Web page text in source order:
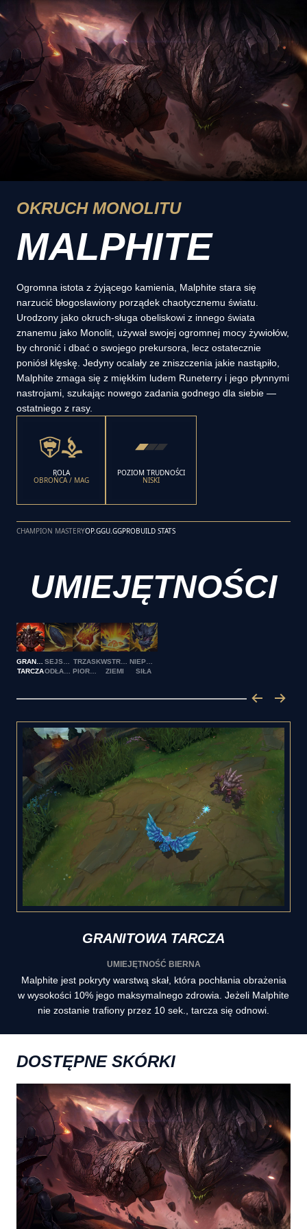
OKRUCH MONOLITU
MALPHITE
Ogromna istota z żyjącego kamienia, Malphite stara się
narzucić błogosławiony porządek chaotycznemu światu.
Urodzony jako okruch-sługa obeliskowi z innego świata
znanemu jako Monolit, używał swojej ogromnej mocy żywiołów,
by chronić i dbać o swojego prekursora, lecz ostatecznie
poniósł klęskę. Jedyny ocalały ze zniszczenia jakie nastąpiło,
Malphite zmaga się z miękkim ludem Runeterry i jego płynnymi
nastrojami, szukając nowego zadania godnego dla siebie —
ostatniego z rasy.
ROLA
OBROŃCA / MAG
POZIOM TRUDNOŚCI
NISKI
CHAMPION MASTERYOP.GGU.GGPROBUILD STATS
UMIEJĘTNOŚCI
GRANITOWA
TARCZA
SEJSMICZNY
TRZASKWSTRZĄŚNIENIE
ZIEMI
NIEPOWSTRZYMANA
SIŁA
GRANITOWA TARCZA
UMIEJĘTNOŚĆ BIERNA
Malphite jest pokryty warstwą skał, która pochłania obrażenia
w wysokości 10% jego maksymalnego zdrowia. Jeżeli Malphite
nie zostanie trafiony przez 10 sek., tarcza się odnowi.
DOSTĘPNE SKÓRKI